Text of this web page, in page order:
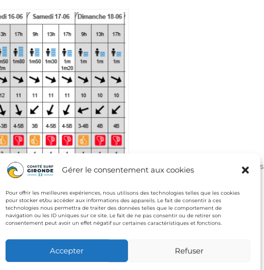
Gérer le consentement aux cookies
Pour offrir les meilleures expériences, nous utilisons des technologies telles que les cookies
pour stocker et/ou accéder aux informations des appareils. Le fait de consentir à ces
technologies nous permettra de traiter des données telles que le comportement de
navigation ou les ID uniques sur ce site. Le fait de ne pas consentir ou de retirer son
consentement peut avoir un effet négatif sur certaines caractéristiques et fonctions.
Accepter Refuser
Prévision surf de ce week end
En vue des conditions annoncées
passersamedi:
Surf Junior
Surf Cadet
Surf Ondine cadette
Bodyboard Junior